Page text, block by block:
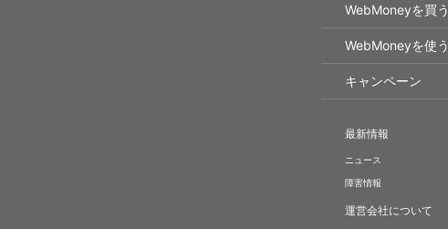
WebMoneyを買う
WebMoneyを使う
キャンペーン
最新情報
ニュース
障害情報
運営会社について